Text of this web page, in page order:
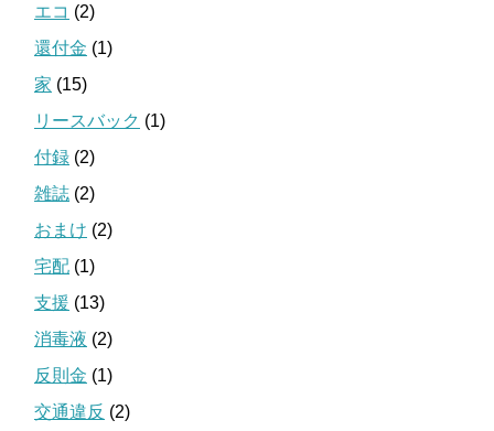
エコ (2)
還付金 (1)
家 (15)
リースバック (1)
付録 (2)
雑誌 (2)
おまけ (2)
宅配 (1)
支援 (13)
消毒液 (2)
反則金 (1)
交通違反 (2)